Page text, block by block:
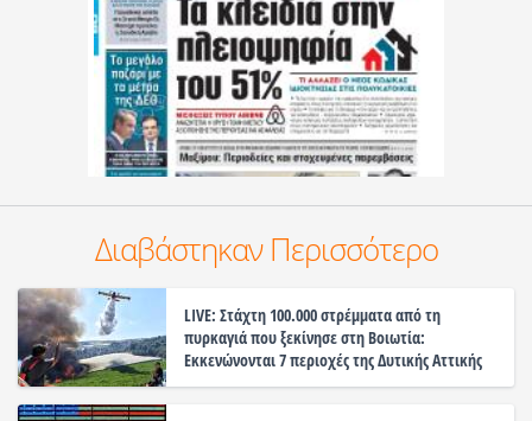
Διαβάστηκαν Περισσότερο
LIVE: Στάχτη 100.000 στρέμματα από τη
πυρκαγιά που ξεκίνησε στη Βοιωτία:
Εκκενώνονται 7 περιοχές της Δυτικής Αττικής